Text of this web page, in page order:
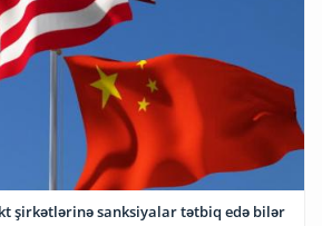
şirkətlərinə sanksiyalar tətbiq edə bilər